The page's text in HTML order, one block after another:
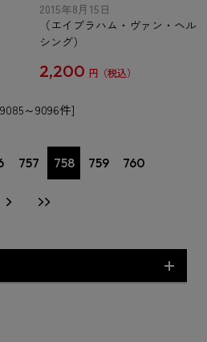
2015年8月15日
（エイブラハム・ヴァン・ヘル
シング）
2,200 円
～9096件]
757 758 759 760